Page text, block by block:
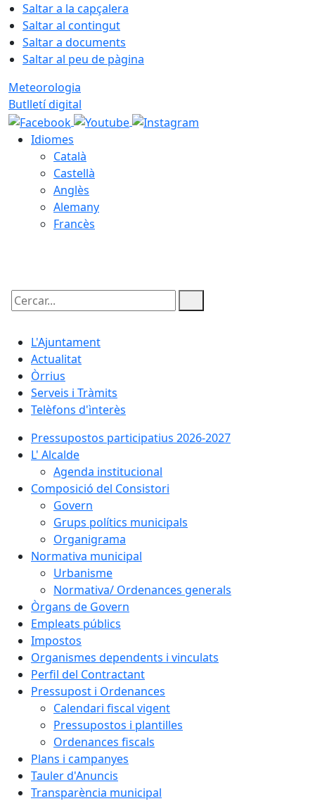
Saltar a la capçalera
Saltar al contingut
Saltar a documents
Saltar al peu de pàgina
Meteorologia
Butlletí digital
Idiomes
Català
Castellà
Anglès
Alemany
Francès
Cercar:
L'Ajuntament
Actualitat
Òrrius
Serveis i Tràmits
Telèfons d'ìnterès
Pressupostos participatius 2026-2027
L' Alcalde
Agenda institucional
Composició del Consistori
Govern
Grups polítics municipals
Organigrama
Normativa municipal
Urbanisme
Normativa/ Ordenances generals
Òrgans de Govern
Empleats públics
Impostos
Organismes dependents i vinculats
Perfil del Contractant
Pressupost i Ordenances
Calendari fiscal vigent
Pressupostos i plantilles
Ordenances fiscals
Plans i campanyes
Tauler d'Anuncis
Transparència municipal